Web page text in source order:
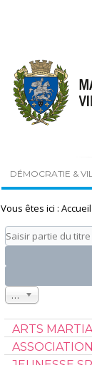
DÉMOCRATIE &
Vous êtes ici : Accueil
Saisir
partie
Affichage
#
20
ARTS